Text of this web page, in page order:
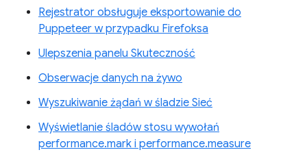
Rejestrator obsługuje eksportowanie do
Puppeteer w przypadku Firefoksa
Ulepszenia panelu Skuteczność
Obserwacje danych na żywo
Wyszukiwanie żądań w śladzie Sieć
Wyświetlanie śladów stosu wywołań
performance.mark i performance.measure